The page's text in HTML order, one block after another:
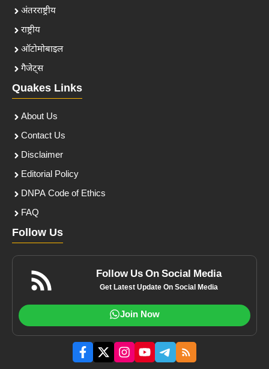
अंतरराष्ट्रीय
राष्ट्रीय
ऑटोमोबाइल
गैजेट्स
Quakes Links
About Us
Contact Us
Disclaimer
Editorial Policy
DNPA Code of Ethics
FAQ
Follow Us
Follow Us On Social Media
Get Latest Update On Social Media
Join Now